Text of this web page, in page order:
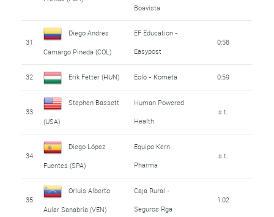
Boavista
31
Diego Andres
Camargo Pineda (COL)
EF Education -
Easypost
0:58
32 Erik Fetter (HUN) Eolo - Kometa 0:59
33
Stephen Bassett
(USA)
Human Powered
Health
s.t.
34
Diego López
Fuentes (SPA)
Equipo Kern
Pharma
s.t.
35
Orluis Alberto
Aular Sanabria (VEN)
Caja Rural -
Seguros Rga
1:02